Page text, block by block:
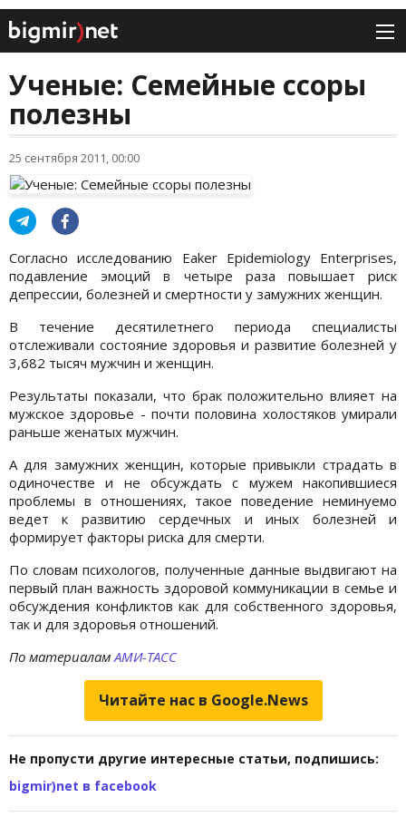
Ученые: Семейные ссоры
полезны
25 сентября 2011, 00:00
Согласно исследованию Eaker Epidemiology Enterprises,
подавление эмоций в четыре раза повышает риск
депрессии, болезней и смертности у замужних женщин.
В течение десятилетнего периода специалисты
отслеживали состояние здоровья и развитие болезней у
3,682 тысяч мужчин и женщин.
Результаты показали, что брак положительно влияет на
мужское здоровье - почти половина холостяков умирали
раньше женатых мужчин.
А для замужних женщин, которые привыкли страдать в
одиночестве и не обсуждать с мужем накопившиеся
проблемы в отношениях, такое поведение неминуемо
ведет к развитию сердечных и иных болезней и
формирует факторы риска для смерти.
По словам психологов, полученные данные выдвигают на
первый план важность здоровой коммуникации в семье и
обсуждения конфликтов как для собственного здоровья,
так и для здоровья отношений.
По материаламАМИ-ТАСС
Читайте нас в Google.News
Не пропусти другие интересные статьи, подпишись:
bigmir)net в facebook